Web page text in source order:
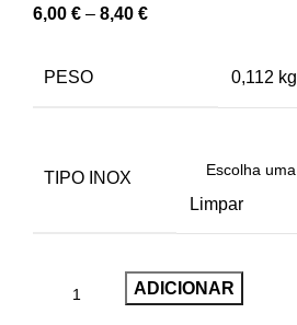
6,00 € – 8,40 €
PESO 0,112 kg
TIPO INOX
Limpar
ADICIONAR